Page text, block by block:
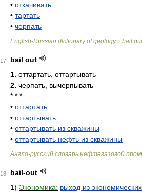
• откачивать
• тартать
• черпать
English-Russian dictionary of geology> bail out
17
bail out
1. оттартать, оттартывать
2. черпать, вычерпывать
* * *
• оттартать
• оттартывать
• оттартывать из скважины
• оттартывать нефть из скважины
Англо-русский словарь нефтегазовой
18
bail-out
1) Экономика: выход из